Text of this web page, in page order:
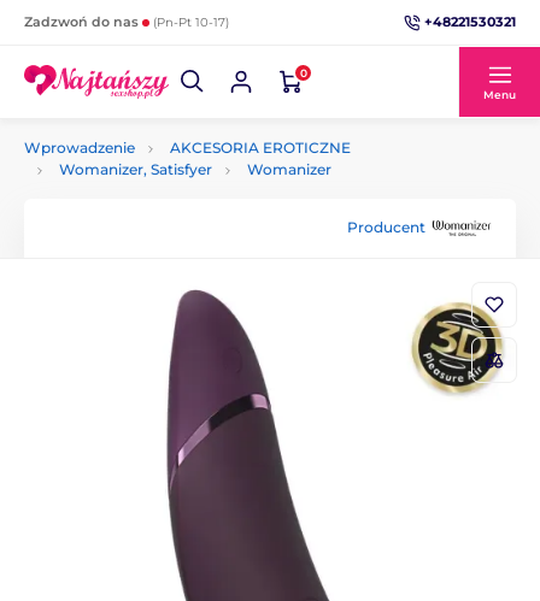
Zadzwoń do nas (Pn-Pt 10-17) +48221530321
0
Menu
Wprowadzenie
AKCESORIA EROTICZNE
Womanizer, Satisfyer
Womanizer
Producent